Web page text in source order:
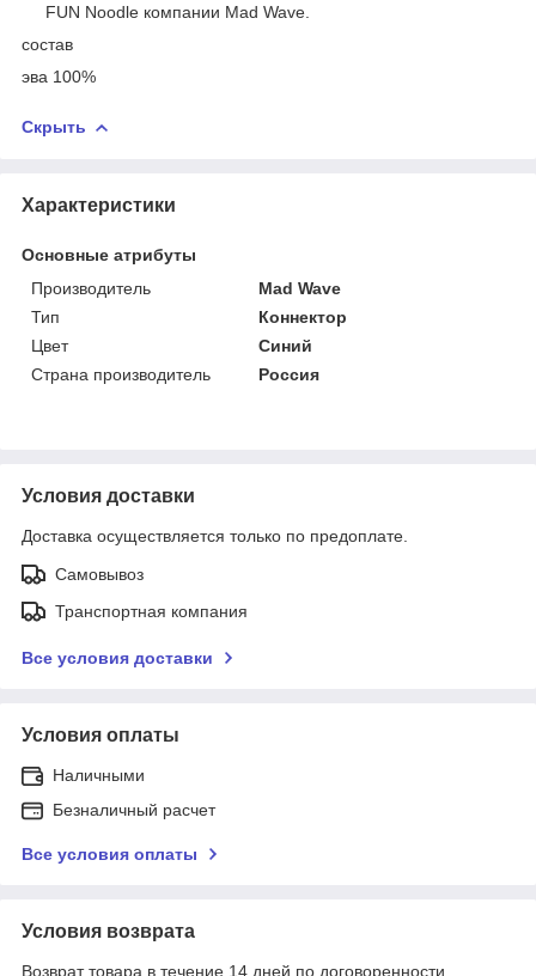
FUN Noodle компании Mad Wave.
состав
эва 100%
Скрыть
Характеристики
Основные атрибуты
Производитель
Mad Wave
Тип
Коннектор
Цвет
Синий
Страна производитель
Россия
Условия доставки
Доставка осуществляется только по предоплате.
Самовывоз
Транспортная компания
Все условия доставки
Условия оплаты
Наличными
Безналичный расчет
Все условия оплаты
Условия возврата
Возврат товара в течение 14 дней по договоренности